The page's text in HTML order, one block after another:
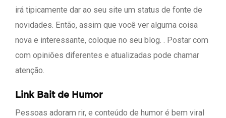
irá tipicamente dar ao seu site um status de fonte de
novidades. Então, assim que você ver alguma coisa
nova e interessante, coloque no seu blog. . Postar com
com opiniões diferentes e atualizadas pode chamar
atenção.
Link Bait de Humor
Pessoas adoram rir, e conteúdo de humor é bem viral